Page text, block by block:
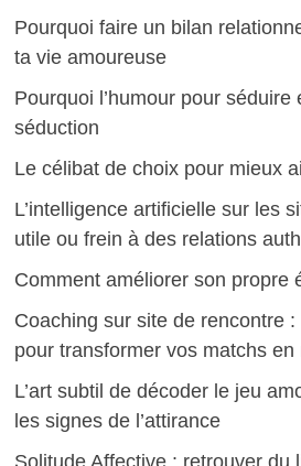
Pourquoi faire un bilan
ta vie amoureuse
Pourquoi l’humour pour séduire
séduction
Le célibat de choix pour mieux
L’intelligence artificielle sur les
utile ou frein à des relations
Comment améliorer son propre
Coaching sur site de rencontre
pour transformer vos matchs
L’art subtil de décoder le jeu
les signes de l’attirance